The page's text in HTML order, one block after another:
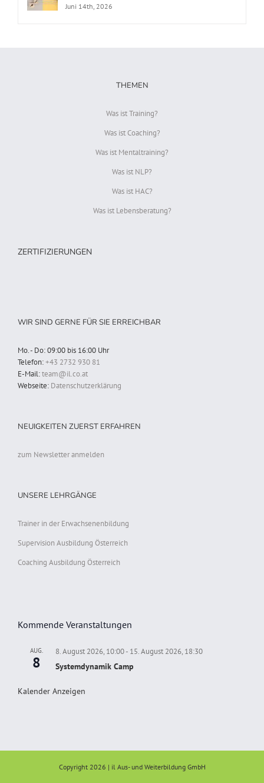
Juni 14th, 2026
THEMEN
Was ist Training?
Was ist Coaching?
Was ist Mentaltraining?
Was ist NLP?
Was ist HAC?
Was ist Lebensberatung?
ZERTIFIZIERUNGEN
WIR SIND GERNE FÜR SIE ERREICHBAR
Mo. - Do: 09:00 bis 16:00 Uhr
Telefon:+43 2732 930 81
E-Mail:team@il.co.at
Webseite: Datenschutzerklärung
NEUIGKEITEN ZUERST ERFAHREN
zum Newsletter anmelden
UNSERE LEHRGÄNGE
Trainer in der Erwachsenenbildung
Supervision Ausbildung Österreich
Coaching Ausbildung Österreich
Kommende Veranstaltungen
AUG.
8
8. August 2026, 10:00- 15. August 2026, 18:30
Systemdynamik Camp
Kalender Anzeigen
Copyright 2026 | il Aus- und Weiterbildung GmbH